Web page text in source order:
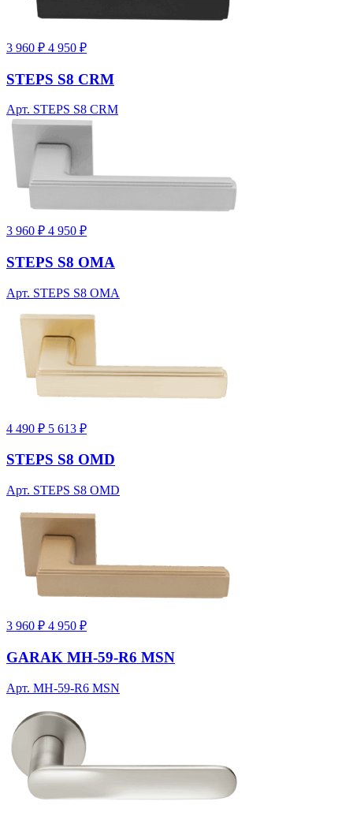
3 960 ₽ 4 950 ₽
STEPS S8 CRM
Арт. STEPS S8 CRM
3 960 ₽ 4 950 ₽
STEPS S8 OMA
Арт. STEPS S8 OMA
4 490 ₽ 5 613 ₽
STEPS S8 OMD
Арт. STEPS S8 OMD
3 960 ₽ 4 950 ₽
GARAK MH-59-R6 MSN
Арт. MH-59-R6 MSN